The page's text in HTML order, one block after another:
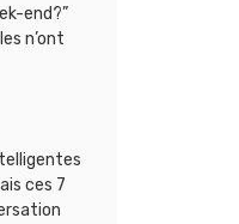
end?”
n’ont
ces 7